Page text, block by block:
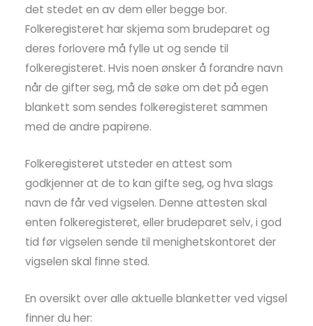
det stedet en av dem eller begge bor.
Folkeregisteret har skjema som brudeparet og
deres forlovere må fylle ut og sende til
folkeregisteret. Hvis noen ønsker å forandre navn
når de gifter seg, må de søke om det på egen
blankett som sendes folkeregisteret sammen
med de andre papirene.
Folkeregisteret utsteder en attest som
godkjenner at de to kan gifte seg, og hva slags
navn de får ved vigselen. Denne attesten skal
enten folkeregisteret, eller brudeparet selv, i god
tid før vigselen sende til menighetskontoret der
vigselen skal finne sted.
En oversikt over alle aktuelle blanketter ved vigsel
finner du her: